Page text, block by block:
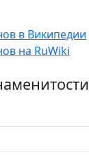
в Википедии
на RuWiki